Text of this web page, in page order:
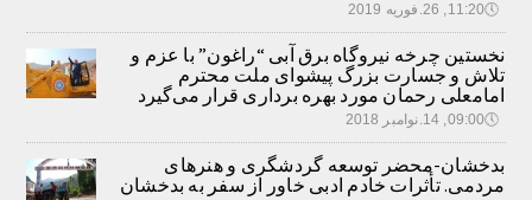
🕔11:20, 26.فوریه 2019
نخستین چرخه نیروگاه برق آبی “راغون” با عزم و
تلاش و جسارت بزرگ پیشوای ملت محترم
امامعلی رحمان مورد بهره برداری قرار می‌گیرد
🕔09:00, 14.نوامبر 2018
بدخشان-محضر توسعه گردشگری و هنرهای
مردمی. تأثرات خادم ادبی خاور از سفر به بدخشان